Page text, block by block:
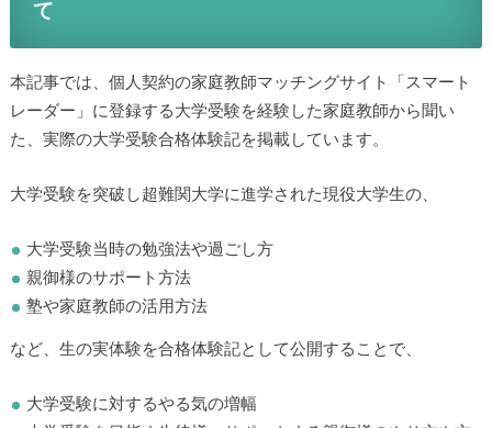
て
本記事では、個人契約の家庭教師マッチングサイト「スマート
レーダー」に登録する大学受験を経験した家庭教師から聞い
た、実際の大学受験合格体験記を掲載しています。
大学受験を突破し超難関大学に進学された現役大学生の、
大学受験当時の勉強法や過ごし方
親御様のサポート方法
塾や家庭教師の活用方法
など、生の実体験を合格体験記として公開することで、
大学受験に対するやる気の増幅